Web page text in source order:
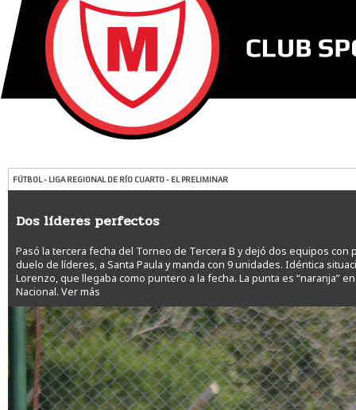
FÚTBOL - LIGA REGIONAL DE RÍO CUARTO - EL PRELIMINAR
Dos líderes perfectos
Pasó la tercera fecha del Torneo de Tercera B y dejó dos equipos con
duelo de líderes, a Santa Paula y manda con 9 unidades. Idéntica
Lorenzo, que llegaba como puntero a la fecha. La punta es “naranja”
Nacional. Ver más